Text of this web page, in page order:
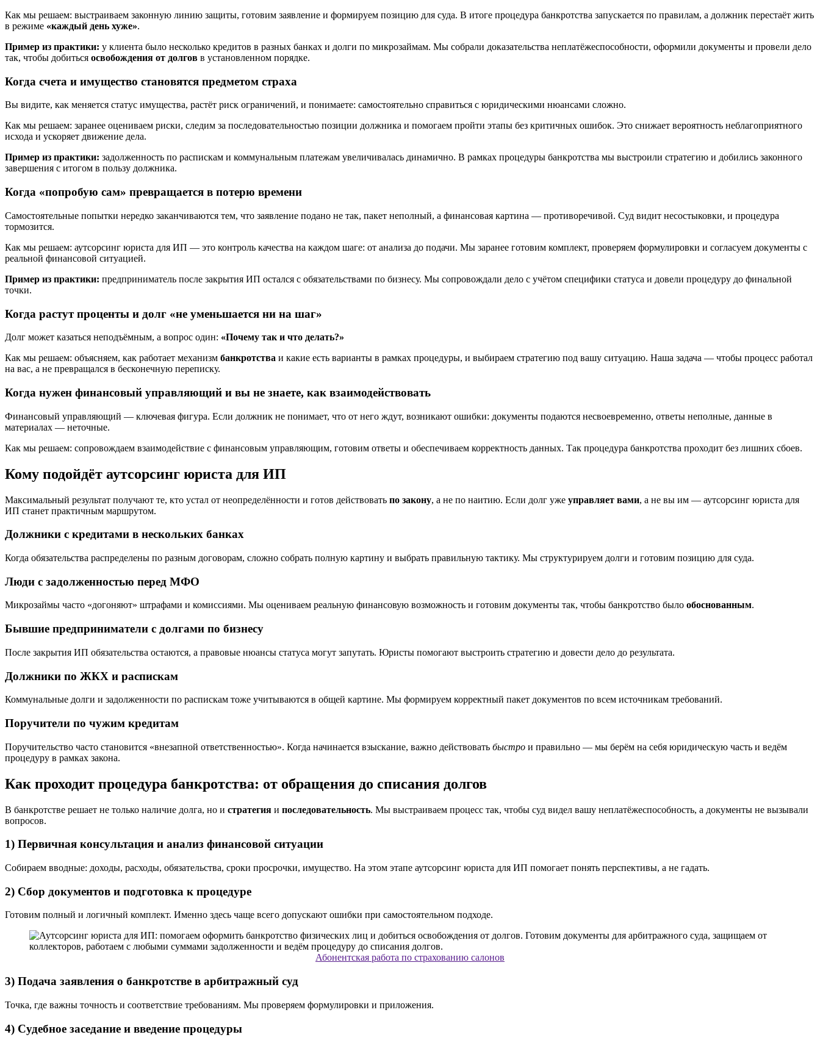
Как мы решаем: выстраиваем законную линию защиты, готовим заявление и формируем позицию для суда. В итоге процедура банкротства запускается по правилам, а должник перестаёт жить
в режиме «каждый день хуже».
Пример из практики: у клиента было несколько кредитов в разных банках и долги по микрозаймам. Мы собрали доказательства неплатёжеспособности, оформили документы и провели дело
так, чтобы добиться освобождения от долгов в установленном порядке.
Когда счета и имущество становятся предметом страха
Вы видите, как меняется статус имущества, растёт риск ограничений, и понимаете: самостоятельно справиться с юридическими нюансами сложно.
Как мы решаем: заранее оцениваем риски, следим за последовательностью позиции должника и помогаем пройти этапы без критичных ошибок. Это снижает вероятность неблагоприятного
исхода и ускоряет движение дела.
Пример из практики: задолженность по распискам и коммунальным платежам увеличивалась динамично. В рамках процедуры банкротства мы выстроили стратегию и добились законного
завершения с итогом в пользу должника.
Когда «попробую сам» превращается в потерю времени
Самостоятельные попытки нередко заканчиваются тем, что заявление подано не так, пакет неполный, а финансовая картина — противоречивой. Суд видит несостыковки, и процедура
тормозится.
Как мы решаем: аутсорсинг юриста для ИП — это контроль качества на каждом шаге: от анализа до подачи. Мы заранее готовим комплект, проверяем формулировки и согласуем документы с
реальной финансовой ситуацией.
Пример из практики: предприниматель после закрытия ИП остался с обязательствами по бизнесу. Мы сопровождали дело с учётом специфики статуса и довели процедуру до финальной
точки.
Когда растут проценты и долг «не уменьшается ни на шаг»
Долг может казаться неподъёмным, а вопрос один: «Почему так и что делать?»
Как мы решаем: объясняем, как работает механизм банкротства и какие есть варианты в рамках процедуры, и выбираем стратегию под вашу ситуацию. Наша задача — чтобы процесс работал
на вас, а не превращался в бесконечную переписку.
Когда нужен финансовый управляющий и вы не знаете, как взаимодействовать
Финансовый управляющий — ключевая фигура. Если должник не понимает, что от него ждут, возникают ошибки: документы подаются несвоевременно, ответы неполные, данные в
материалах — неточные.
Как мы решаем: сопровождаем взаимодействие с финансовым управляющим, готовим ответы и обеспечиваем корректность данных. Так процедура банкротства проходит без лишних сбоев.
Кому подойдёт аутсорсинг юриста для ИП
Максимальный результат получают те, кто устал от неопределённости и готов действовать по закону, а не по наитию. Если долг уже управляет вами, а не вы им — аутсорсинг юриста для
ИП станет практичным маршрутом.
Должники с кредитами в нескольких банках
Когда обязательства распределены по разным договорам, сложно собрать полную картину и выбрать правильную тактику. Мы структурируем долги и готовим позицию для суда.
Люди с задолженностью перед МФО
Микрозаймы часто «догоняют» штрафами и комиссиями. Мы оцениваем реальную финансовую возможность и готовим документы так, чтобы банкротство было обоснованным.
Бывшие предприниматели с долгами по бизнесу
После закрытия ИП обязательства остаются, а правовые нюансы статуса могут запутать. Юристы помогают выстроить стратегию и довести дело до результата.
Должники по ЖКХ и распискам
Коммунальные долги и задолженности по распискам тоже учитываются в общей картине. Мы формируем корректный пакет документов по всем источникам требований.
Поручители по чужим кредитам
Поручительство часто становится «внезапной ответственностью». Когда начинается взыскание, важно действовать быстро и правильно — мы берём на себя юридическую часть и ведём
процедуру в рамках закона.
Как проходит процедура банкротства: от обращения до списания долгов
В банкротстве решает не только наличие долга, но и стратегия и последовательность. Мы выстраиваем процесс так, чтобы суд видел вашу неплатёжеспособность, а документы не вызывали
вопросов.
1) Первичная консультация и анализ финансовой ситуации
Собираем вводные: доходы, расходы, обязательства, сроки просрочки, имущество. На этом этапе аутсорсинг юриста для ИП помогает понять перспективы, а не гадать.
2) Сбор документов и подготовка к процедуре
Готовим полный и логичный комплект. Именно здесь чаще всего допускают ошибки при самостоятельном подходе.
Абонентская работа по страхованию салонов
3) Подача заявления о банкротстве в арбитражный суд
Точка, где важны точность и соответствие требованиям. Мы проверяем формулировки и приложения.
4) Судебное заседание и введение процедуры